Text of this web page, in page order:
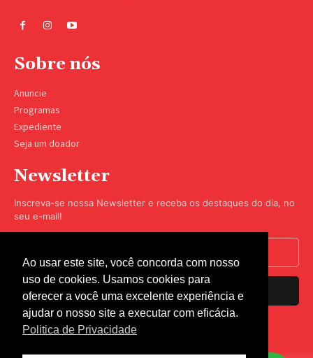
Sobre nós
Anuncie
Programas
Expediente
Seja um doador
Newsletter
Inscreva-se nossa Newsletter e receba os destaques do dia, no
seu e-mail!
Inscrever-se
Nós respeitamos sua privacidade.
Ao usar este site, você concorda com nosso
uso de cookies. Usamos cookies para
oferecer a você uma excelente experiência e
ajudar o nosso site a executar com eficácia.
Politica de Privacidade